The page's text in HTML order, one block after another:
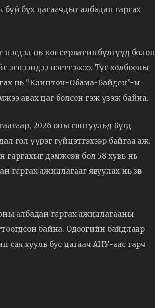
буй бүх цагаачдыг албадан гаргах
нь консерватив бүлгүүд болон
эгнээндээ нэгтгэжээ. Тус холбооны
нь “Клинтон-Обама-Байден”-ы
авах цаг болсон гэж үзэж байна.
2026 оны сонгуульд Бүгд
гол үүрэг гүйцэтгэхээр байгаа аж.
гаргахыг дэмжсэн бол 58 хувь нь
гаргах ажиллагааг явуулах нь зөв
албадан гаргах ажиллагааны
байна. Одоогийн байдлаар
сая хууль бус цагаач АНУ-аас гарч